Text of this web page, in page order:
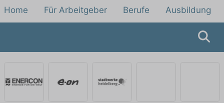
Home Für Arbeitgeber Berufe Ausbildung